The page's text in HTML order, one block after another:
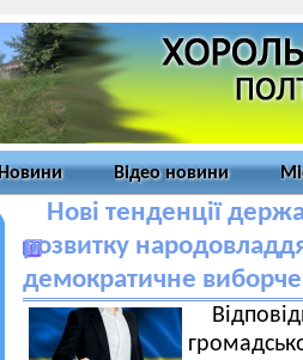
Новини Відео новини
Нові тенденції
розвитку
демократичне